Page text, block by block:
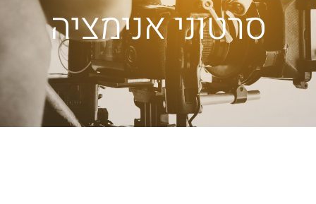
סרטוני אנימציה